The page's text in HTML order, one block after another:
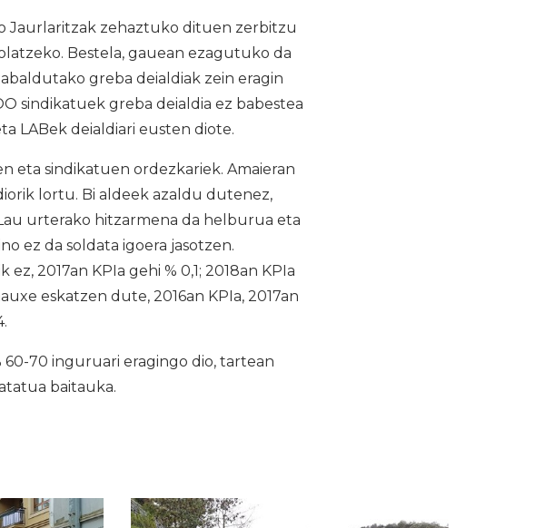
Jaurlaritzak zehaztuko dituen zerbitzu
Bestela, gauean ezagutuko da
greba deialdiak zein eragin
sindikatuek greba deialdia ez babestea
LABek deialdiari eusten diote.
eta sindikatuen ordezkariek. Amaieran
lortu. Bi aldeek azaldu dutenez,
urterako hitzarmena da helburua eta
ez da soldata igoera jasotzen.
2017an KPIa gehi % 0,1; 2018an KPIa
eskatzen dute, 2016an KPIa, 2017an
70 inguruari eragingo dio, tartean
baitauka.